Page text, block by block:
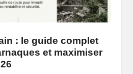
: le guide complet
et maximiser